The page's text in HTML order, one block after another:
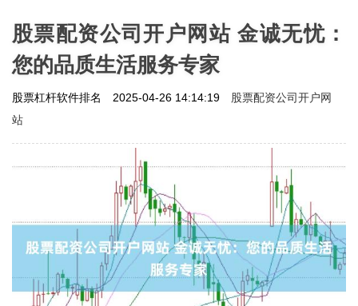
股票配资公司开户网站 金诚无忧：
您的品质生活服务专家
股票杠杆软件排名 2025-04-26 14:14:19
股票配资公司开户网
站